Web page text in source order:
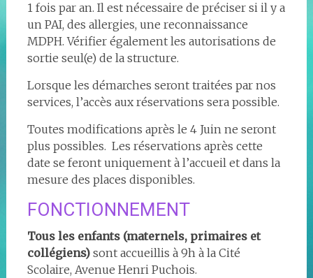
1 fois par an. Il est nécessaire de préciser si il y a
un PAI, des allergies, une reconnaissance
MDPH. Vérifier également les autorisations de
sortie seul(e) de la structure.
Lorsque les démarches seront traitées par nos
services, l’accès aux réservations sera possible.
Toutes modifications après le 4 Juin ne seront
plus possibles. Les réservations après cette
date se feront uniquement à l’accueil et dans la
mesure des places disponibles.
FONCTIONNEMENT
Tous les enfants (maternels, primaires et
collégiens) sont accueillis à 9h à la Cité
Scolaire, Avenue Henri Puchois.